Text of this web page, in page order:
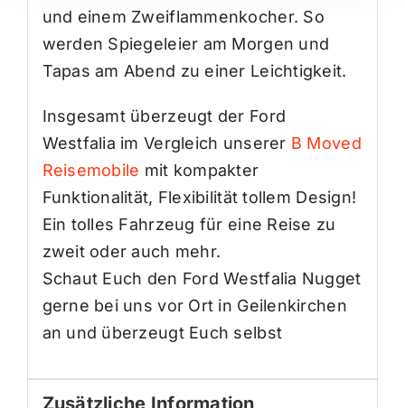
und einem Zweiflammenkocher. So
werden Spiegeleier am Morgen und
Tapas am Abend zu einer Leichtigkeit.
Insgesamt überzeugt der Ford
Westfalia im Vergleich unserer B Moved
Reisemobile mit kompakter
Funktionalität, Flexibilität tollem Design!
Ein tolles Fahrzeug für eine Reise zu
zweit oder auch mehr.
Schaut Euch den Ford Westfalia Nugget
gerne bei uns vor Ort in Geilenkirchen
an und überzeugt Euch selbst
Zusätzliche Information